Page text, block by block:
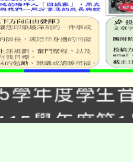
融保險知識
學年度學生
新住民語歌
學年度第